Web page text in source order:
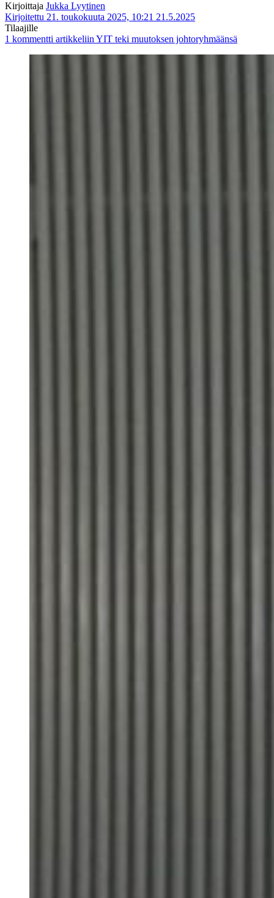
Kirjoittaja Jukka Lyytinen
Kirjoitettu 21. toukokuuta 2025, 10:21 21.5.2025
Tilaajille
1 kommentti artikkeliin YIT teki muutoksen johtoryhmäänsä